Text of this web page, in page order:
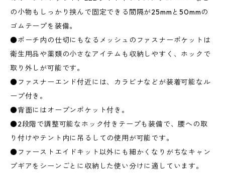
の小物もしっかり挟んで固定できる間隔が25mmと50mmの
ゴムテープを装備。
●ポーチ内の仕切にもなるメッシュのファスナーポケットは
衛生用品や薬類の小さなアイテムも収納しやすく、ホックで
取り外しが可能です。
●ファスナーエンド付近には、カラビナなどが装着可能なル
ープ付き。
●背面にはオープンポケット付き。
●2段階で調整可能なホック付きテープも装備で、腰への取
り付けやテント内に吊るしての使用が可能です。
●ファーストエイドキット以外にも細かくなりがちなキャン
プギアをシーンごとに収納した使い分けに適しています。